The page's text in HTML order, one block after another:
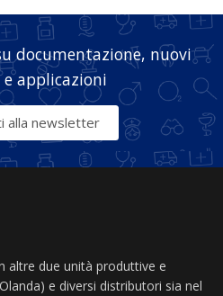
documentazione, nuovi
applicazioni
alla newsletter
altre due unità produttive e
e diversi distributori sia nel